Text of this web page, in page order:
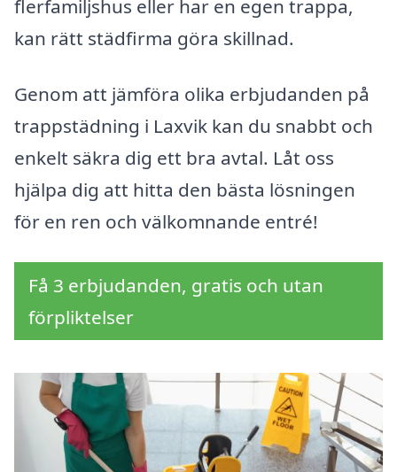
flerfamiljshus eller har en egen trappa,
kan rätt städfirma göra skillnad.
Genom att jämföra olika erbjudanden på
trappstädning i Laxvik kan du snabbt och
enkelt säkra dig ett bra avtal. Låt oss
hjälpa dig att hitta den bästa lösningen
för en ren och välkomnande entré!
Få 3 erbjudanden, gratis och utan
förpliktelser